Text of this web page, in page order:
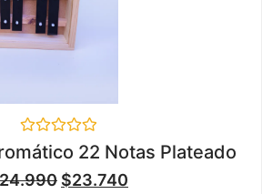
Valorado
en
0
de
22 Notas Plateado
24.990 $23.740